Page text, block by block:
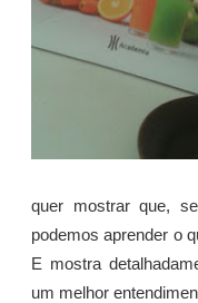
quer mostrar que,
podemos aprender o
E mostra
um melhor